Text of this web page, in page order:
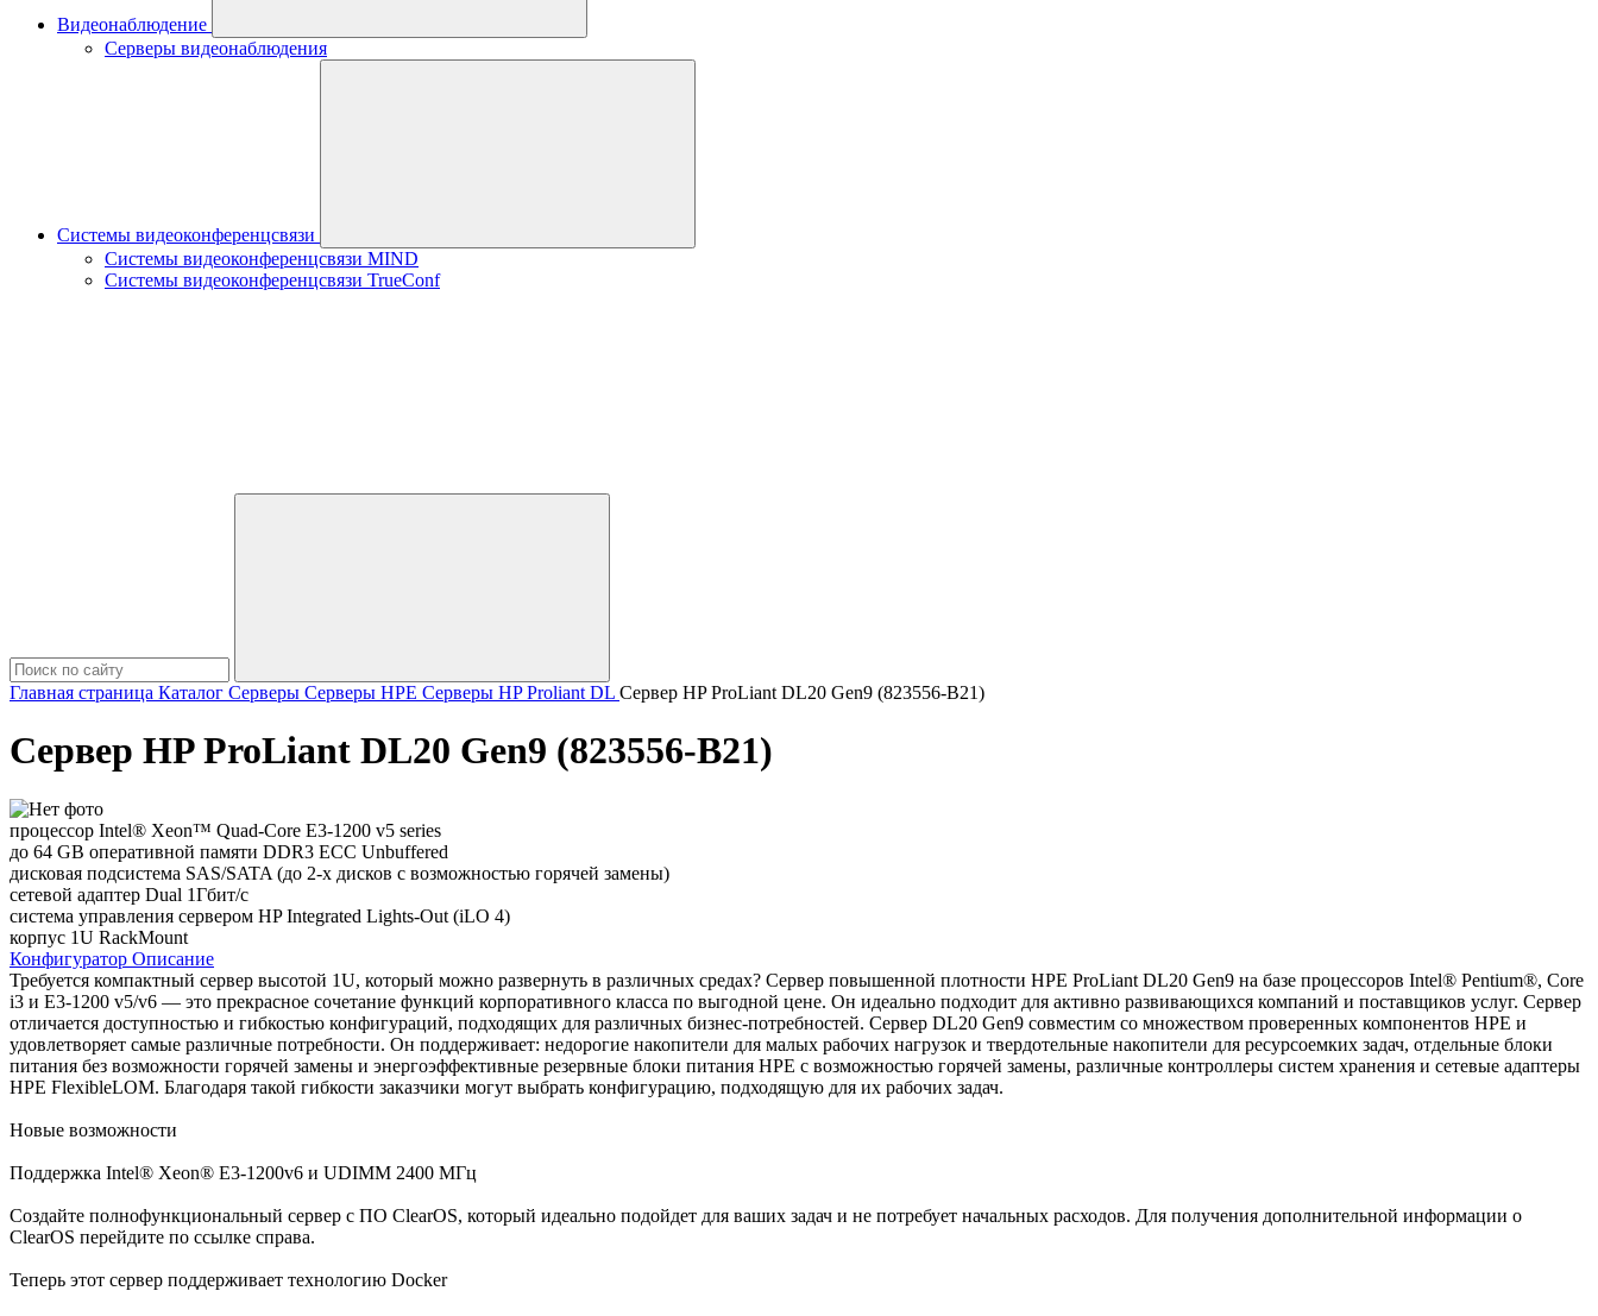
Видеонаблюдение
Серверы видеонаблюдения
Системы видеоконференцсвязи
Системы видеоконференцсвязи MIND
Системы видеоконференцсвязи TrueConf
Главная страница Каталог Серверы Серверы HPE Серверы HP Proliant DL Сервер HP ProLiant DL20 Gen9 (823556-B21)
Сервер HP ProLiant DL20 Gen9 (823556-B21)
процессор Intel® Xeon™ Quad-Core E3-1200 v5 series
до 64 GB оперативной памяти DDR3 ECC Unbuffered
дисковая подсистема SAS/SATA (до 2-х дисков с возможностью горячей замены)
сетевой адаптер Dual 1Гбит/с
система управления сервером HP Integrated Lights-Out (iLO 4)
корпус 1U RackMount
Конфигуратор Описание
Требуется компактный сервер высотой 1U, который можно развернуть в различных средах? Сервер повышенной плотности HPE ProLiant DL20 Gen9 на базе процессоров Intel® Pentium®, Core
i3 и E3-1200 v5/v6 — это прекрасное сочетание функций корпоративного класса по выгодной цене. Он идеально подходит для активно развивающихся компаний и поставщиков услуг. Сервер
отличается доступностью и гибкостью конфигураций, подходящих для различных бизнес-потребностей. Сервер DL20 Gen9 совместим со множеством проверенных компонентов HPE и
удовлетворяет самые различные потребности. Он поддерживает: недорогие накопители для малых рабочих нагрузок и твердотельные накопители для ресурсоемких задач, отдельные блоки
питания без возможности горячей замены и энергоэффективные резервные блоки питания HPE с возможностью горячей замены, различные контроллеры систем хранения и сетевые адаптеры
HPE FlexibleLOM. Благодаря такой гибкости заказчики могут выбрать конфигурацию, подходящую для их рабочих задач.
Новые возможности
Поддержка Intel® Xeon® E3-1200v6 и UDIMM 2400 МГц
Создайте полнофункциональный сервер с ПО ClearOS, который идеально подойдет для ваших задач и не потребует начальных расходов. Для получения дополнительной информации о
ClearOS перейдите по ссылке справа.
Теперь этот сервер поддерживает технологию Docker